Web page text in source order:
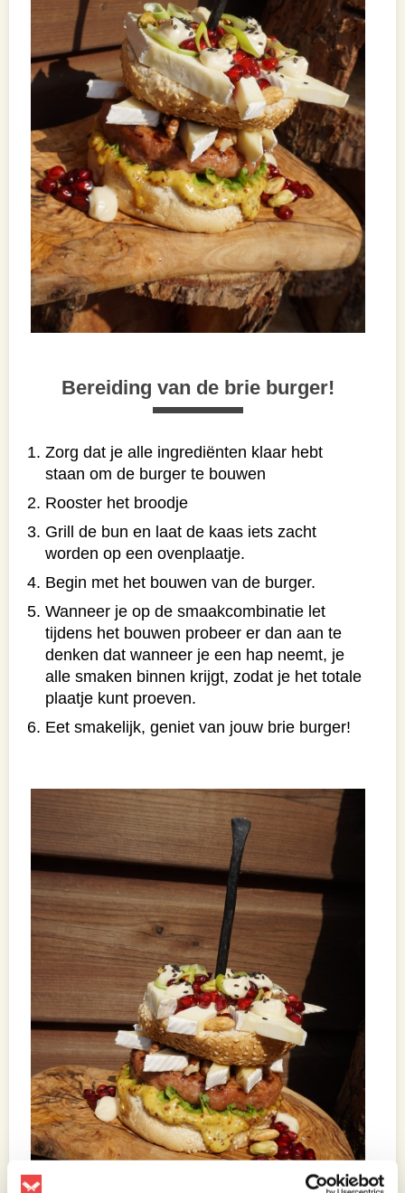
Bereiding van de brie burger!
Zorg dat je alle ingrediënten klaar hebt
staan om de burger te bouwen
Rooster het broodje
Grill de bun en laat de kaas iets zacht
worden op een ovenplaatje.
Begin met het bouwen van de burger.
Wanneer je op de smaakcombinatie let
tijdens het bouwen probeer er dan aan te
denken dat wanneer je een hap neemt, je
alle smaken binnen krijgt, zodat je het totale
plaatje kunt proeven.
Eet smakelijk, geniet van jouw brie burger!